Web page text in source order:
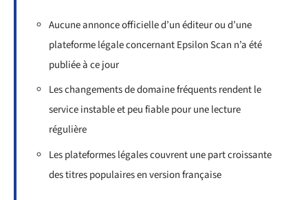
Aucune annonce officielle d’un éditeur ou d’une
plateforme légale concernant Epsilon Scan n’a été
publiée à ce jour
Les changements de domaine fréquents rendent le
service instable et peu fiable pour une lecture
régulière
Les plateformes légales couvrent une part croissante
des titres populaires en version française